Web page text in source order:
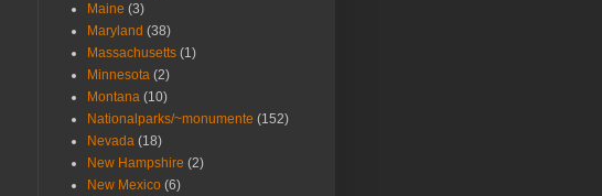
Maine (3)
Maryland (38)
Massachusetts (1)
Minnesota (2)
Montana (10)
Nationalparks/~monumente (152)
Nevada (18)
New Hampshire (2)
New Mexico (6)